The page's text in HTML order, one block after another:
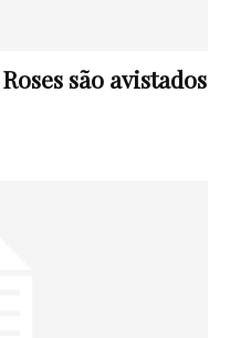
são avistados